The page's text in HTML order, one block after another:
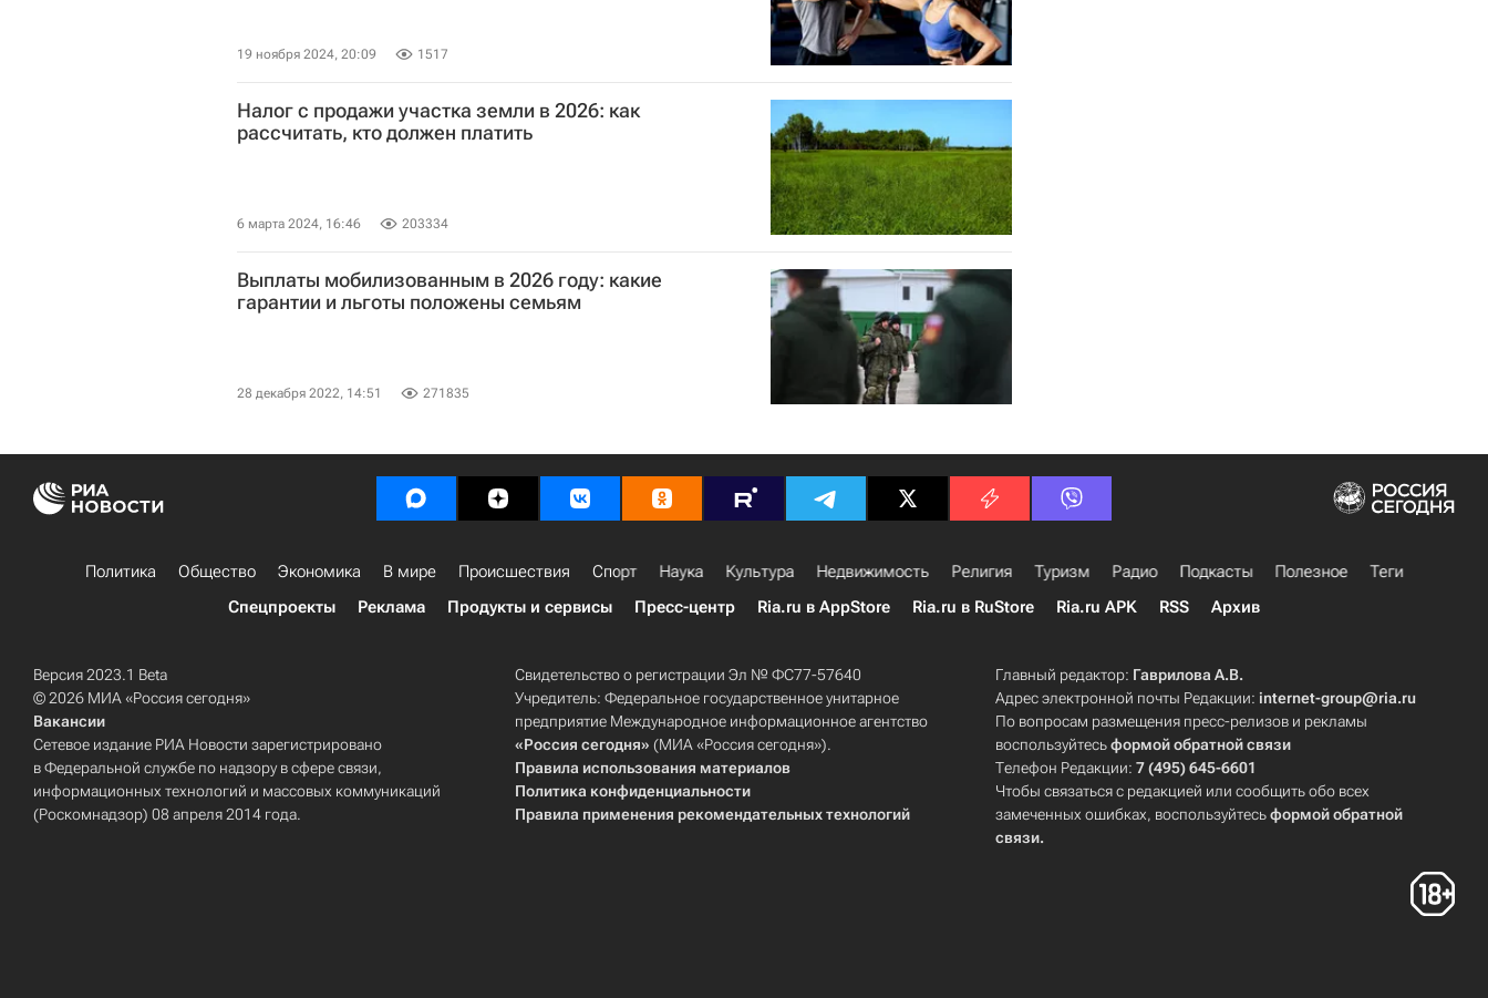
19 ноября 2024, 20:09 1517
Налог с продажи участка земли в 2026: как
рассчитать, кто должен платить
6 марта 2024, 16:46 203334
Выплаты мобилизованным в 2026 году: какие
гарантии и льготы положены семьям
28 декабря 2022, 14:51 271835
Политика Общество Экономика В мире Происшествия Спорт Наука Культура Недвижимость Религия Туризм Радио Подкасты Полезное
Теги
Спецпроекты
Реклама Продукты и сервисы Пресс-центр Ria.ru в AppStore Ria.ru в RuStore Ria.ru APK RSS Архив
Версия 2023.1 Beta
© 2026 МИА «Россия сегодня»
Вакансии
Сетевое издание РИА Новости зарегистрировано
в Федеральной службе по надзору в сфере связи,
информационных технологий и массовых коммуникаций
(Роскомнадзор) 08 апреля 2014 года.
Свидетельство о регистрации Эл № ФС77-57640
Учредитель: Федеральное государственное унитарное
предприятие Международное информационное агентство
«Россия сегодня» (МИА «Россия сегодня»).
Правила использования материалов
Политика конфиденциальности
Правила применения рекомендательных технологий
Главный редактор: Гаврилова А.В.
Адрес электронной почты Редакции:internet-group@ria.ru
По вопросам размещения пресс-релизов и рекламы
воспользуйтесьформой обратной связи
Телефон Редакции:7 (495) 645-6601
Чтобы связаться с редакцией или сообщить обо всех
замеченных ошибках, воспользуйтесьформой обратной
связи.